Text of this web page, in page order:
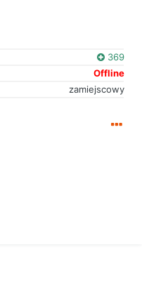
369
Offline
zamiejscowy